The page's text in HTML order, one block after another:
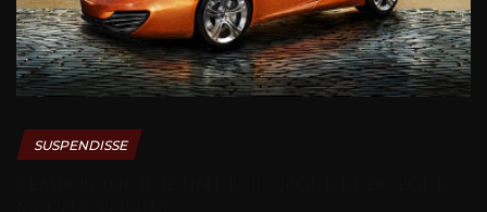
SUSPENDISSE